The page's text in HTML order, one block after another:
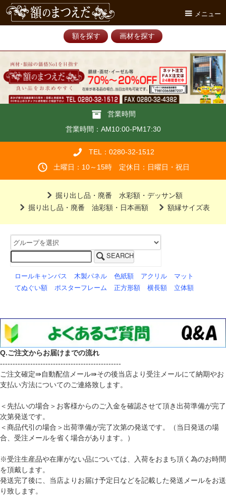
メニュー
額を探す 画材を探す
営業時間
営業時間：AM10:00-PM17:30
TEL：0280-32-1512
土曜日：10～15時 定休日：日曜日・祝日
掘り出し品・廃番 水彩額・デッサン額
掘り出し品・廃番 油彩額・日本画額
額縁サイズ表
SEARCH
ロールキャンバス 木製パネル 色紙額 アクリル
マット
てぬぐい額
ポスターフレーム 正方形額 横長額 立体額
Q.ご注文からお届けまでの流れ
------------------------------------------------
ご注文確定⇛自動配信メール⇛その後当店より受注メールにて納期やお
支払い方法についてのご連絡致します。
＜先払いの場合＞お客様からのご入金を確認させて頂き出荷準備が完了
次第発送です。
＜商品代引の場合＞出荷準備が完了次第の発送です。（当日発送の場
合、受注メールを省く場合があります。）
※受注生産品や在庫がない品については、入荷をおまち頂く為のお時間
を頂戴します。
発送完了後に、当店よりお届け予定日などを記載した発送メールをお送
り致します。